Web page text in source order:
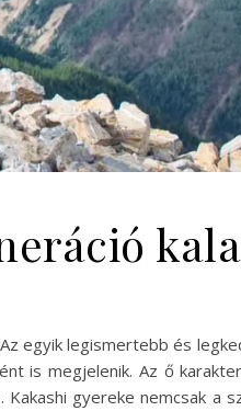
egyik legismertebb és
is megjelenik. Az ő
gyereke nemcsak a